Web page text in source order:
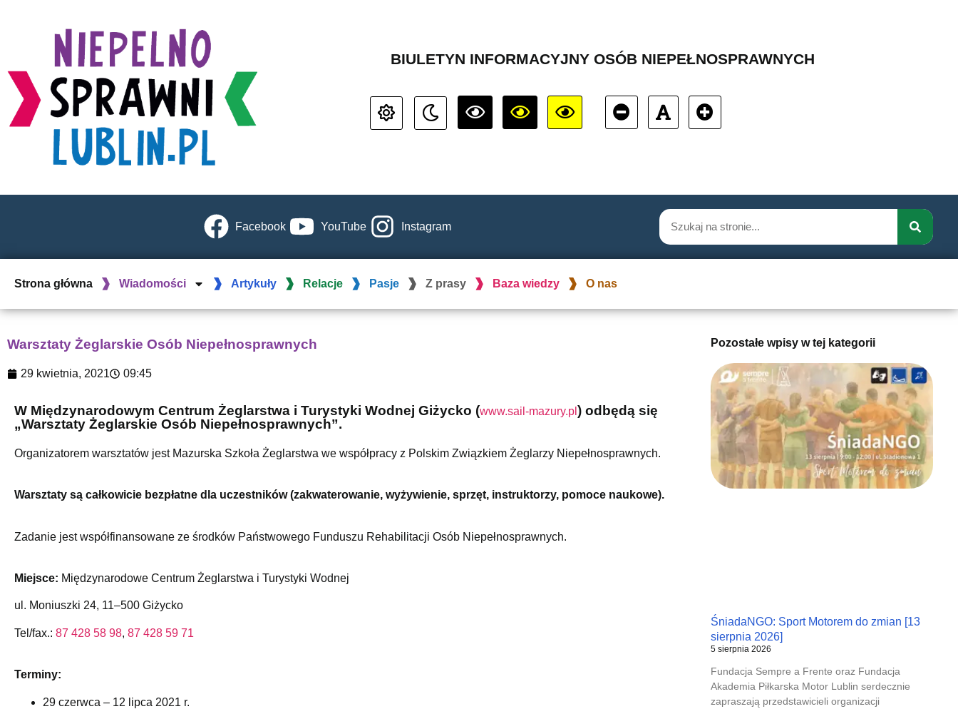
BIULETYN INFORMACYJNY OSÓB NIEPEŁNOSPRAWNYCH
Facebook YouTube Instagram
Strona główna Wiadomości Artykuły Relacje Pasje Z prasy Baza wiedzy O nas
Warsztaty Żeglarskie Osób Niepełnosprawnych
29 kwietnia, 2021 09:45
W Międzynarodowym Centrum Żeglarstwa i Turystyki Wodnej Giżycko (www.sail-mazury.pl ) odbędą się
„Warsztaty Żeglarskie Osób Niepełnosprawnych”.
Organizatorem warsztatów jest Mazurska Szkoła Żeglarstwa we współpracy z Polskim Związkiem Żeglarzy Niepełnosprawnych.
Warsztaty są całkowicie bezpłatne dla uczestników (zakwaterowanie, wyżywienie, sprzęt, instruktorzy, pomoce naukowe).
Zadanie jest współfinansowane ze środków Państwowego Funduszu Rehabilitacji Osób Niepełnosprawnych.
Miejsce: Międzynarodowe Centrum Żeglarstwa i Turystyki Wodnej
ul. Moniuszki 24, 11–500 Giżycko
Tel/fax.: 87 428 58 98, 87 428 59 71
Terminy:
29 czerwca – 12 lipca 2021 r.
Pozostałe wpisy w tej kategorii
ŚniadaNGO: Sport Motorem do zmian [13
sierpnia 2026]
5 sierpnia 2026
Fundacja Sempre a Frente oraz Fundacja
Akademia Piłkarska Motor Lublin serdecznie
zapraszają przedstawicieli organizacji